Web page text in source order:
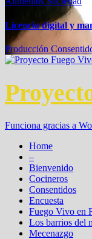
Licencia digital y
Producción
Funciona gracias a
Home
–
Bienvenido
Cocineros
Consentidos
Encuesta
Fuego Vivo en
Los barrios del
Mecenazgo